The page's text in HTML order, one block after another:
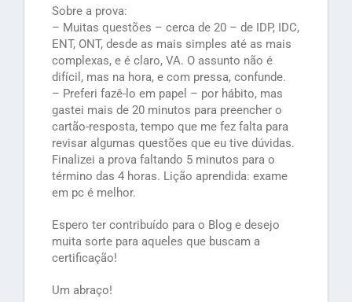
Sobre a prova:
– Muitas questões – cerca de 20 – de IDP, IDC,
ENT, ONT, desde as mais simples até as mais
complexas, e é claro, VA. O assunto não é
difícil, mas na hora, e com pressa, confunde.
– Preferi fazê-lo em papel – por hábito, mas
gastei mais de 20 minutos para preencher o
cartão-resposta, tempo que me fez falta para
revisar algumas questões que eu tive dúvidas.
Finalizei a prova faltando 5 minutos para o
término das 4 horas. Lição aprendida: exame
em pc é melhor.
Espero ter contribuído para o Blog e desejo
muita sorte para aqueles que buscam a
certificação!
Um abraço!